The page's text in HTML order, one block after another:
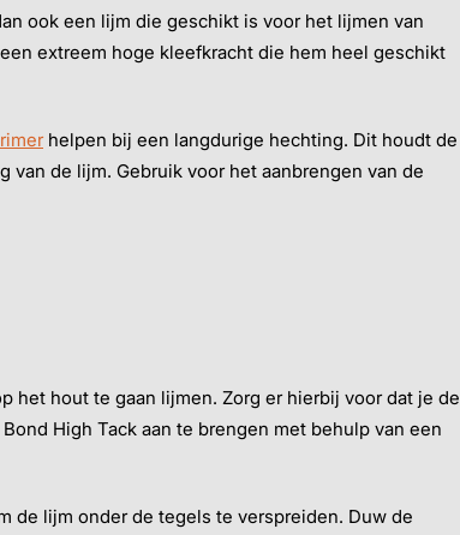
ook een lijm die geschikt is voor het lijmen van
extreem hoge kleefkracht die hem heel geschikt
helpen bij een langdurige hechting. Dit houdt de
de lijm. Gebruik voor het aanbrengen van de
hout te gaan lijmen. Zorg er hierbij voor dat je de
High Tack aan te brengen met behulp van een
de lijm onder de tegels te verspreiden. Duw de